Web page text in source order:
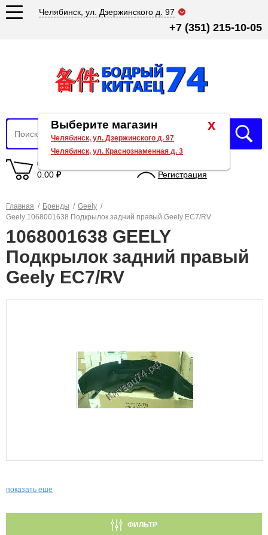
Челябинск, ул. Дзержинского д. 97
+7 (351) 215-10-05
0 товаров
0.00 ₽
Регистрация
Главная / Бренды / Geely /
Geely 1068001638 Подкрылок задний правый Geely EC7/RV
1068001638 GEELY
Подкрылок задний правый
Geely EC7/RV
показать еще
ФИЛЬТР
x
Выберите магазин
Челябинск, ул. Дзержинского д. 97
Челябинск, ул. Краснознаменная д. 3